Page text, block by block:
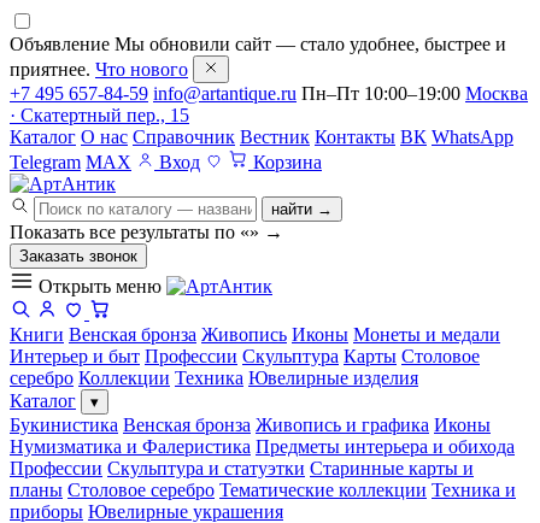
Объявление Мы обновили сайт — стало удобнее, быстрее и
приятнее. Что нового
+7 495 657-84-59 info@artantique.ru Пн–Пт 10:00–19:00 Москва
· Скатертный пер., 15
Каталог О нас Справочник Вестник Контакты ВК WhatsApp
Telegram MAX Вход Корзина
найти →
Показать все результаты по «» →
Заказать звонок
Открыть меню
Книги Венская бронза Живопись Иконы Монеты и медали
Интерьер и быт Профессии Скульптура Карты Столовое
серебро Коллекции Техника Ювелирные изделия
Каталог
▾
Букинистика Венская бронза Живопись и графика Иконы
Нумизматика и Фалеристика Предметы интерьера и обихода
Профессии Скульптура и статуэтки Старинные карты и
планы Столовое серебро Тематические коллекции Техника и
приборы Ювелирные украшения